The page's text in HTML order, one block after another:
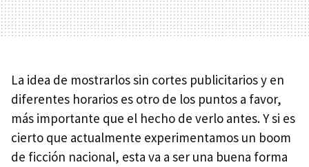
La idea de mostrarlos sin cortes publicitarios y en
diferentes horarios es otro de los puntos a favor,
más importante que el hecho de verlo antes. Y si es
cierto que actualmente experimentamos un boom
de ficción nacional, esta va a ser una buena forma